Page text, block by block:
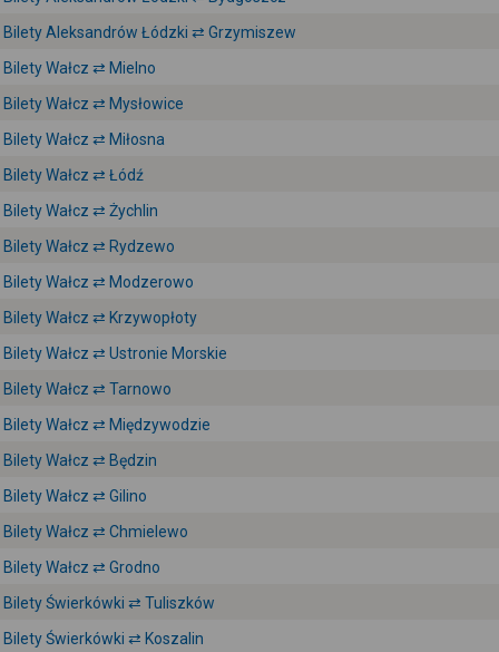
Bilety Aleksandrów Łódzki ⇄ Grzymiszew
Bilety Wałcz ⇄ Mielno
Bilety Wałcz ⇄ Mysłowice
Bilety Wałcz ⇄ Miłosna
Bilety Wałcz ⇄ Łódź
Bilety Wałcz ⇄ Żychlin
Bilety Wałcz ⇄ Rydzewo
Bilety Wałcz ⇄ Modzerowo
Bilety Wałcz ⇄ Krzywopłoty
Bilety Wałcz ⇄ Ustronie Morskie
Bilety Wałcz ⇄ Tarnowo
Bilety Wałcz ⇄ Międzywodzie
Bilety Wałcz ⇄ Będzin
Bilety Wałcz ⇄ Gilino
Bilety Wałcz ⇄ Chmielewo
Bilety Wałcz ⇄ Grodno
Bilety Świerkówki ⇄ Tuliszków
Bilety Świerkówki ⇄ Koszalin